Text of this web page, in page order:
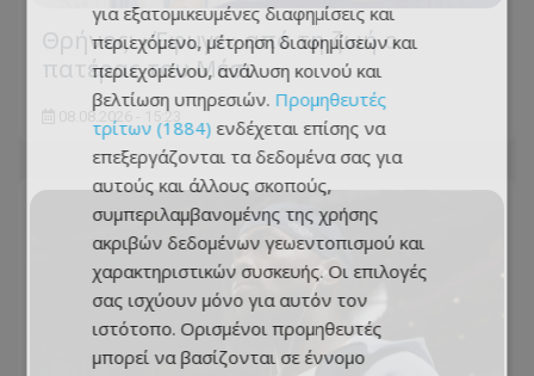
Θρήνος: «Έφυγε» από τη ζωή ο
πατέρας του Μέσι
08.08.2026 - 15:23
για εξατομικευμένες διαφημίσεις και
περιεχόμενο, μέτρηση διαφημίσεων και
περιεχομένου, ανάλυση κοινού και
βελτίωση υπηρεσιών. Προμηθευτές
τρίτων (1884) ενδέχεται επίσης να
επεξεργάζονται τα δεδομένα σας για
αυτούς και άλλους σκοπούς,
συμπεριλαμβανομένης της χρήσης
ακριβών δεδομένων γεωεντοπισμού και
χαρακτηριστικών συσκευής. Οι επιλογές
σας ισχύουν μόνο για αυτόν τον
ιστότοπο. Ορισμένοι προμηθευτές
μπορεί να βασίζονται σε έννομο